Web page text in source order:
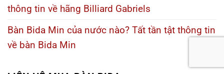
thông tin về hãng Billiard Gabriels
Bàn Bida Min của nước nào? Tất tần tật thông tin
về bàn Bida Min